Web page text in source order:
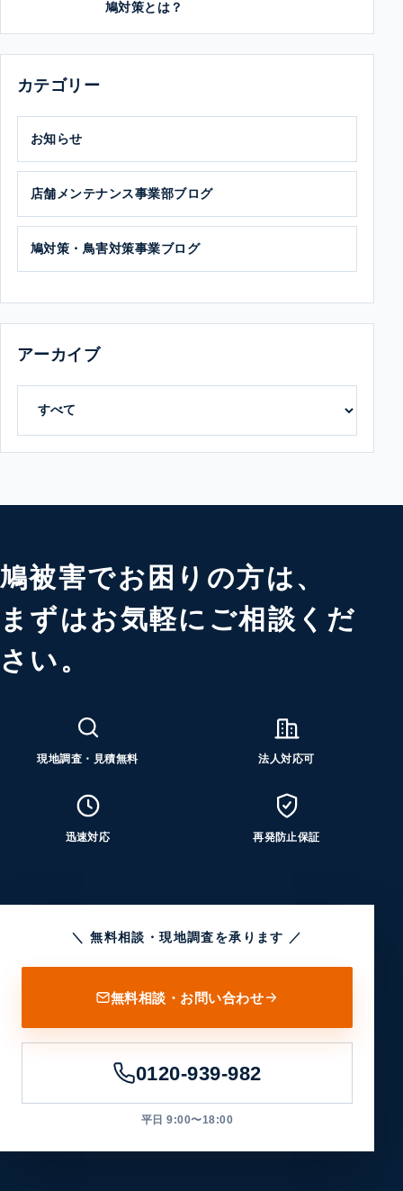
鳩対策とは？
カテゴリー
お知らせ
店舗メンテナンス事業部ブログ
鳩対策・鳥害対策事業ブログ
アーカイブ
鳩被害でお困りの方は、
まずはお気軽にご相談くだ
さい。
現地調査・見積無料 法人対応可
迅速対応 再発防止保証
＼ 無料相談・現地調査を承ります ／
無料相談・お問い合わせ
0120-939-982
平日 9:00〜18:00